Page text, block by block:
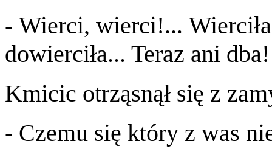
- Wierci, wierci!...
dowierciła... Teraz ani dba!
Kmicic otrząsnął się z
- Czemu się który z was